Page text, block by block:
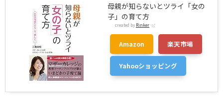
母親が知らないとツライ「女の
子」の育て方
created by Rinker
Amazon 楽天市場
Yahooショッピング